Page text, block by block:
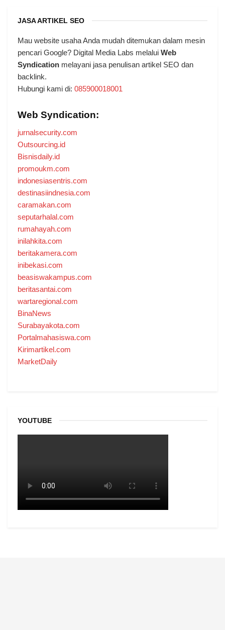
JASA ARTIKEL SEO
Mau website usaha Anda mudah ditemukan dalam mesin
pencari Google? Digital Media Labs melalui Web
Syndication melayani jasa penulisan artikel SEO dan
backlink.
Hubungi kami di: 085900018001
Web Syndication:
jurnalsecurity.com
Outsourcing.id
Bisnisdaily.id
promoukm.com
indonesiasentris.com
destinasiindnesia.com
caramakan.com
seputarhalal.com
rumahayah.com
inilahkita.com
beritakamera.com
inibekasi.com
beasiswakampus.com
beritasantai.com
wartaregional.com
BinaNews
Surabayakota.com
Portalmahasiswa.com
Kirimartikel.com
MarketDaily
YOUTUBE